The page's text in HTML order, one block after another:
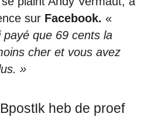
sur Facebook. «
payé que 69 cents la
cher et vous avez
»
heb de proef